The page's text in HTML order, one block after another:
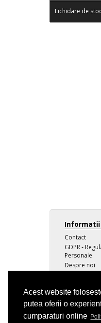
Acest website
putea oferii o
cumparaturi online
Lichidare de
Informatii
Contact
GDPR -
Personale
Despre noi
Termeni si
Voucher
SEAP - SICAP